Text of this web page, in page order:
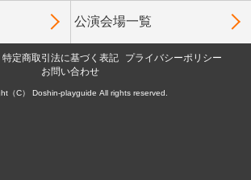
公演会場一覧
特定商取引法に基づく表記
プライバシーポリシー
お問い合わせ
（C） Doshin-playguide All rights reserved.